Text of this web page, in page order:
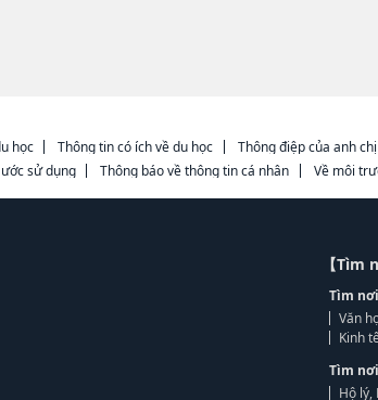
học Thông tin có ích về du học Thông điệp của anh
sử dụng
Thông báo về thông tin cá nhân Về môi
【Tìm
Tìm
Văn
Kinh
Tìm
Hộ lý,